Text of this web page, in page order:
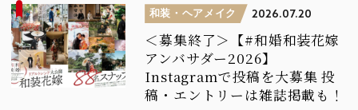
和装・ヘアメイク 2026.07.20
＜募集終了＞【#和婚和装花嫁
アンバサダー2026】
Instagramで投稿を大募集 投
稿・エントリーは雑誌掲載も！